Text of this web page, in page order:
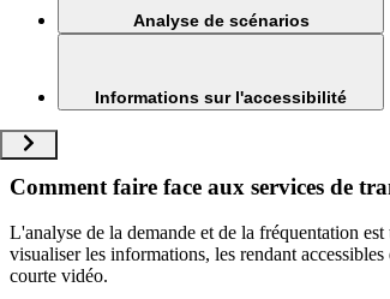
Analyse de scénarios
Informations sur l'accessibilité
Comment faire face aux services de
L'analyse de la demande et de la fréquentation
visualiser les informations, les rendant
courte vidéo.